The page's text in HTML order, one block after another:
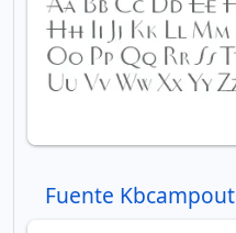
Fuente Kbcampout